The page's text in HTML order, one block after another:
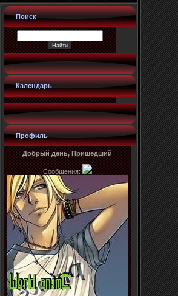
Поиск
Календарь
Профиль
Добрый день, Пришедший
Сообщения: